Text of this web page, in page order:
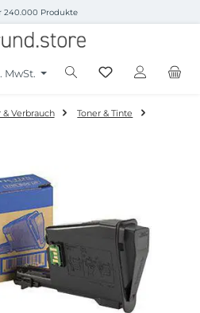
240.000 Produkte
MwSt.
& Verbrauch
Toner & Tinte